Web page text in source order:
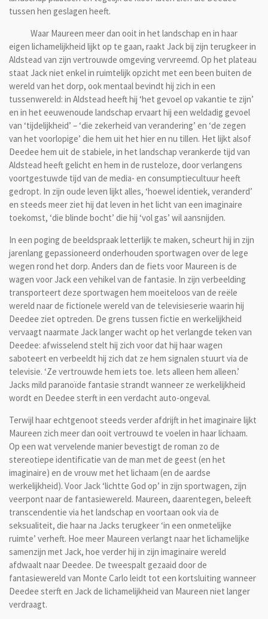
tussen hen geslagen heeft.
Waar Maureen meer dan ooit in het landschap en in haar
eigen lichamelijkheid lijkt op te gaan, raakt Jack bij zijn terugkeer in
Aldstead van zijn vertrouwde omgeving vervreemd. Op het plateau
staat Jack niet enkel in ruimtelijk opzicht met een been buiten de
wereld van het dorp, ook mentaal bevindt hij zich in een
tussenwereld: in Aldstead heeft hij ‘het gevoel op vakantie te zijn’
en in het eeuwenoude landschap ervaart hij een weldadig gevoel
van ‘tijdelijkheid’ – ‘die zekerheid van verandering’ en ‘de zegen
van het voorlopige’ die hem uit het hier en nu tillen. Het lijkt alsof
Deedee hem uit de stabiele, in het landschap verankerde tijd van
Aldstead heeft gelicht en hem in de rusteloze, door verlangens
voortgestuwde tijd van de media- en consumptiecultuur heeft
gedropt. In zijn oude leven lijkt alles, ‘hoewel identiek, veranderd’
en steeds meer ziet hij dat leven in het licht van een imaginaire
toekomst, ‘die blinde bocht’ die hij ‘vol gas’ wil aansnijden.
In een poging de beeldspraak letterlijk te maken, scheurt hij in zijn
jarenlang gepassioneerd onderhouden sportwagen over de lege
wegen rond het dorp. Anders dan de fiets voor Maureen is de
wagen voor Jack een vehikel van de fantasie. In zijn verbeelding
transporteert deze sportwagen hem moeiteloos van de reële
wereld naar de fictionele wereld van de televisieserie waarin hij
Deedee ziet optreden. De grens tussen fictie en werkelijkheid
vervaagt naarmate Jack langer wacht op het verlangde teken van
Deedee: afwisselend stelt hij zich voor dat hij haar wagen
saboteert en verbeeldt hij zich dat ze hem signalen stuurt via de
televisie. ‘Ze vertrouwde hem iets toe. Iets alleen hem alleen.’
Jacks mild paranoïde fantasie strandt wanneer ze werkelijkheid
wordt en Deedee sterft in een verdacht auto-ongeval.
Terwijl haar echtgenoot steeds verder afdrijft in het imaginaire lijkt
Maureen zich meer dan ooit vertrouwd te voelen in haar lichaam.
Op een wat vervelende manier bevestigt de roman zo de
stereotiepe identificatie van de man met de geest (en het
imaginaire) en de vrouw met het lichaam (en de aardse
werkelijkheid). Voor Jack ‘lichtte God op’ in zijn sportwagen, zijn
veerpont naar de fantasiewereld. Maureen, daarentegen, beleeft
transcendentie via het landschap en voortaan ook via de
seksualiteit, die haar na Jacks terugkeer ‘in een onmetelijke
ruimte’ verheft. Hoe meer Maureen verlangt naar het lichamelijke
samenzijn met Jack, hoe verder hij in zijn imaginaire wereld
afdwaalt naar Deedee. De tweespalt gezaaid door de
fantasiewereld van Monte Carlo leidt tot een kortsluiting wanneer
Deedee sterft en Jack de lichamelijkheid van Maureen niet langer
verdraagt.